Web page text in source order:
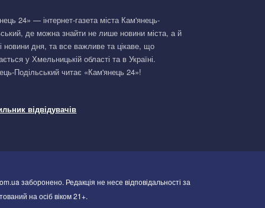
24» — інтернет-газета міста Кам'янець-
де можна знайти не лише новини міста, а й
новини дня, та все важливе та цікаве, що
у Хмельницькій області та в Україні.
Подільський читає «Кам'янець 24»!
заборонено. Редакція не несе відповідальності за
на осіб віком 21+.